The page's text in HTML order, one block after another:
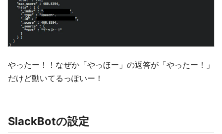
やったー！！なぜか「やっほー」の返答が「やったー！」
だけど動いてるっぽいー！
SlackBotの設定